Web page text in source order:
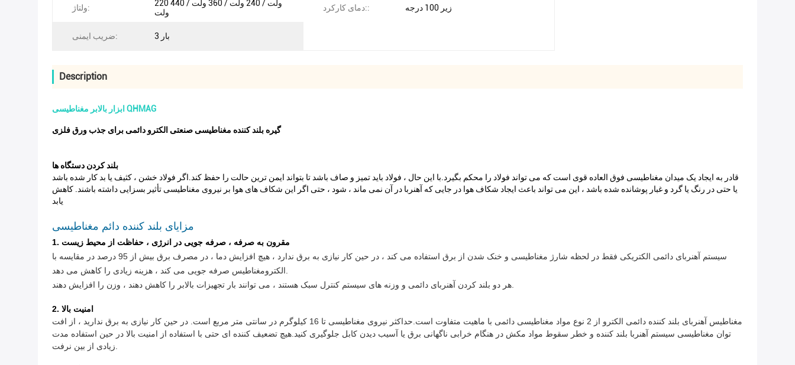
ولتاژ:
220 ولت / 240 ولت / 360 ولت / 440
ولت
دمای کارکرد:: زیر 100 درجه
ضریب ایمنی: 3 بار
Description
ابزار بالابر مغناطیسی QHMAG
گیره بلند کننده مغناطیسی صنعتی الکترو دائمی برای جذب ورق فلزی
بلند کردن دستگاه ها
قادر به ایجاد یک میدان مغناطیسی فوق العاده قوی است که می تواند فولاد را محکم بگیرد.با این حال ، فولاد باید تمیز و صاف باشد تا بتواند ایمن ترین حالت را حفظ کند.اگر فولاد خشن ، کثیف یا بد کار شده باشد
یا حتی در رنگ یا گرد و غبار پوشانده شده باشد ، این می تواند باعث ایجاد شکاف هوا در جایی که آهنربا در آن نمی ماند ، شود ، حتی اگر این شکاف های هوا بر نیروی مغناطیسی تأثیر بسزایی داشته باشند. کاهش
یابد
مزایای بلند کننده دائم مغناطیسی
1. مقرون به صرفه ، صرفه جویی در انرژی ، حفاظت از محیط زیست
سیستم آهنربای دائمی الکتریکی فقط در لحظه شارژ مغناطیسی و خنک شدن از برق استفاده می کند ، در حین کار نیازی به برق ندارد ، هیچ افزایش دما ، در مصرف برق بیش از 95 درصد در مقایسه با
2. امنیت بالا
مغناطیس آهنربای بلند کننده دائمی الکترو از 2 نوع مواد مغناطیسی دائمی با ماهیت متفاوت است.حداکثر نیروی مغناطیسی تا 16 کیلوگرم در سانتی متر مربع است. در حین کار نیازی به برق ندارید ، از افت
توان مغناطیسی سیستم آهنربا بلند کننده و خطر سقوط مواد مکش در هنگام خرابی ناگهانی برق یا آسیب دیدن کابل جلوگیری کنید.هیچ تضعیف کننده ای حتی با استفاده از امنیت بالا در حین استفاده مدت